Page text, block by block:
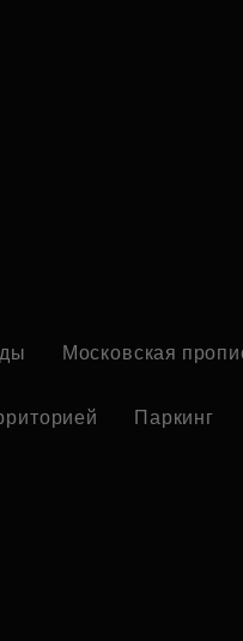
Московская
Паркинг